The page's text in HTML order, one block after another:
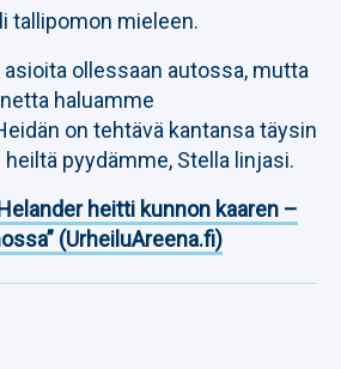
tallipomon mieleen.
ollessaan autossa, mutta
haluamme
on tehtävä kantansa täysin
pyydämme, Stella linjasi.
heitti kunnon kaaren –
(UrheiluAreena.fi)